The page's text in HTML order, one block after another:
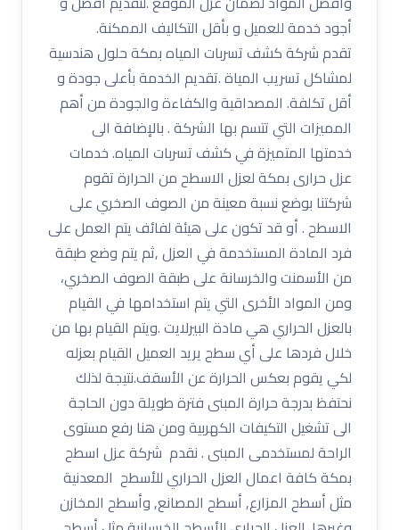
أجود خدمة للعميل و بأقل التكاليف الممكنة.
تقدم شركة كشف تسربات المياه بمكة حلول هندسية
لمشاكل تسريب المياة .تقديم الخدمة بأعلى جودة و
أقل تكلفة. المصداقية والكفاءة والجودة من أهم
المميزات التي تتسم بها الشركة . بالإضافة الى
خدمتها المتميزة في كشف تسربات المياه. خدمات
عزل حرارى بمكة لعزل الاسطح من الحرارة تقوم
شركتنا بوضع نسبة معينة من الصوف الصخري على
الاسطح . أو قد تكون على هيئة لفائف يتم العمل على
فرد المادة المستخدمة في العزل ,ثم يتم وضع طبقة
من الأسمنت والخرسانة على طبقة الصوف الصخري،
ومن المواد الأخرى التي يتم استخدامها في القيام
بالعزل الحراري هي مادة البيرلايت .ويتم القيام بها من
خلال فردها على أي سطح يريد العميل القيام بعزله
لكي يقوم بعكس الحرارة عن الأسقف.نتيجة لذلك
نحتفظ بدرجة حرارة المبنى فترة طويلة دون الحاجة
الى تشغيل التكيفات الكهربية ومن هنا رفع مستوى
الراحة لمستخدمى المبنى . نقدم شركة عزل اسطح
بمكة كافة اعمال العزل الحراري للأسطح المعدنية
مثل أسطح المزارع, أسطح المصانع, وأسطح المخازن